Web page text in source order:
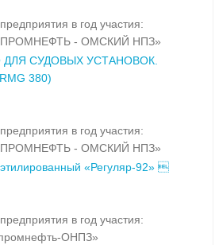
в год участия:
- ОМСКИЙ НПЗ»
ДЛЯ СУДОВЫХ УСТАНОВОК.
380)
в год участия:
- ОМСКИЙ НПЗ»
«Регуляр-92» 
в год участия:
ОНПЗ»